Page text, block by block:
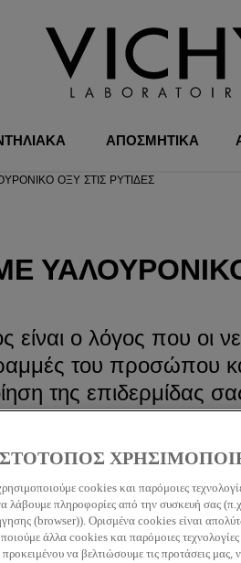
ΑΠΟΣΜΗΤΙΚΑ
ΟΞΎ ΣΤΙΣ ΡΥΤΊΔΕΣ
ο λόγος που οι
του προσώπου
της επιδερμίδας
cookies και παρόμοιες
λάβουμε πληροφορίες από την συσκευή σας
(browser)). Ορισμένα cookies είναι
άλλα cookies και παρόμοιες
να βελτιώσουμε τις προτάσεις